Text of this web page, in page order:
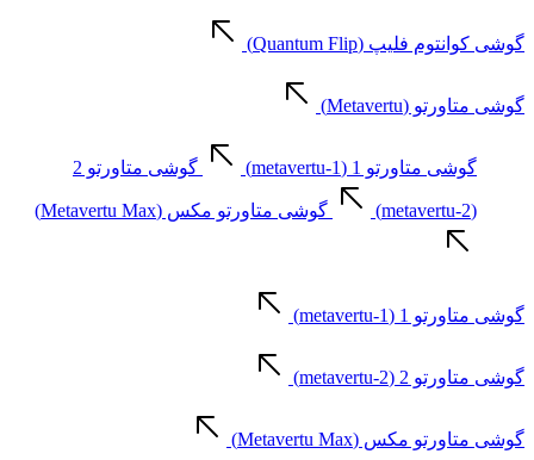
گوشی کوانتوم فلیپ (Quantum Flip)
گوشی متاورتو (Metavertu)
گوشی متاورتو 1 (metavertu-1) گوشی متاورتو 2
(metavertu-2) گوشی متاورتو مکس (Metavertu Max)
گوشی متاورتو 1 (metavertu-1)
گوشی متاورتو 2 (metavertu-2)
گوشی متاورتو مکس (Metavertu Max)